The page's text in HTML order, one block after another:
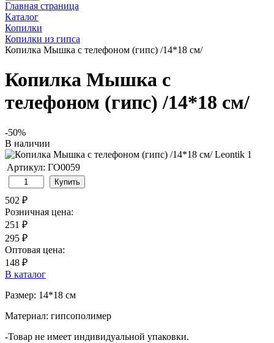
Главная страница
Каталог
Копилки
Копилки из гипса
Копилка Мышка с телефоном (гипс) /14*18 см/
Копилка Мышка с
телефоном (гипс) /14*18 см/
-50%
В наличии
Артикул: ГО0059
Купить
502 ₽
Розничная цена:
251 ₽
295 ₽
Оптовая цена:
148 ₽
В каталог
Размер: 14*18 см
Материал: гипсополимер
-Товар не имеет индивидуальной упаковки.